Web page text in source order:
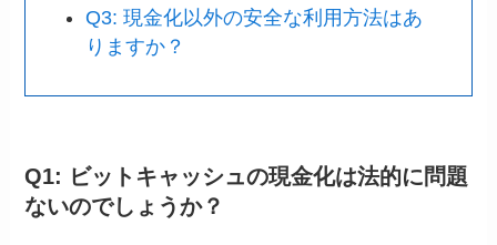
Q3: 現金化以外の安全な利用方法はあ
りますか？
Q1: ビットキャッシュの現金化は法的に問題
ないのでしょうか？